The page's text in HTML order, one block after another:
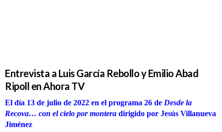
Entrevista a Luis García Rebollo y Emilio Abad
Ripoll en Ahora TV
El día 13 de julio de 2022 en el programa 26 de Desde la
Recova… con el cielo por montera dirigido por Jesús Villanueva
Jiménez